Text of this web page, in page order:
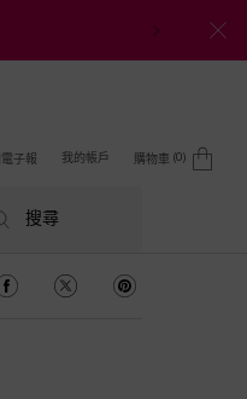
子報
我的帳戶 購物車 0
0 product in cart
搜尋
享於 Facebook
分享於 Twitter分享於 Pinterest